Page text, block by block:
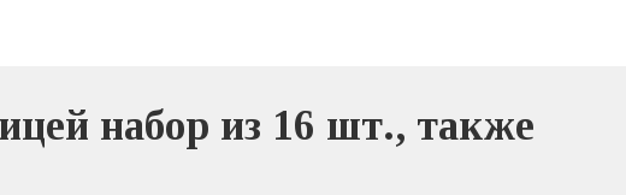
набор из 16 шт., также